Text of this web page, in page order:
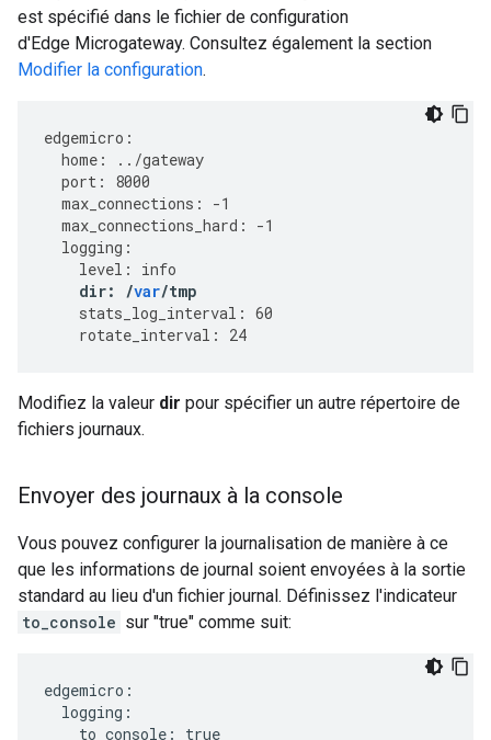
est spécifié dans le fichier de configuration
d'Edge Microgateway. Consultez également la section
Modifier la configuration.
edgemicro :
home : ../gateway
port :
8000
max_connections : -1
max_connections_hard : -1
logging :
level :
info
dir: /var/tmp
stats_log_interval : 60
rotate_interval : 24
Modifiez la valeur dir pour spécifier un autre répertoire de
fichiers journaux.
Envoyer des journaux à la console
Vous pouvez configurer la journalisation de manière à ce
que les informations de journal soient envoyées à la sortie
standard au lieu d'un fichier journal. Définissez l'indicateur
to_console sur "true" comme suit:
edgemicro:
  logging:
    to_console: true